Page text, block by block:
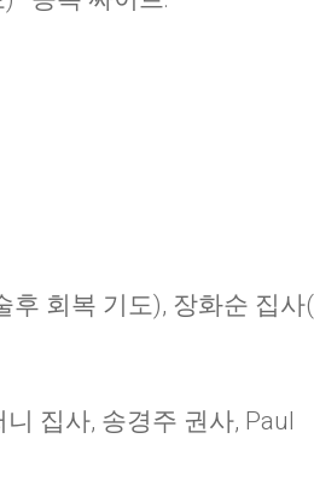
후 회복 기도), 장화순 집사
집사, 송경주 권사, Paul